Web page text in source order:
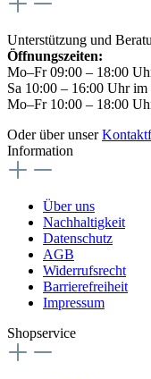
Unterstützung und
Öffnungszeiten:
Mo–Fr 09:00 – 18:00
Sa 10:00 – 16:00 Uhr im
Mo–Fr 10:00 – 18:00
Oder über unser
Information
Über uns
Nachhaltigkeit
Datenschutz
AGB
Widerrufsrecht
Barrierefreiheit
Impressum
Shopservice